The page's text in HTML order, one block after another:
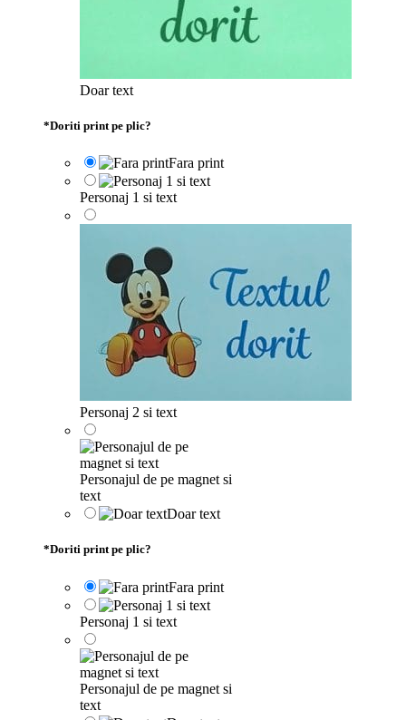
Doar text
*Doriti print pe plic?
Fara print
Personaj 1 si text
Personaj 2 si text
Personajul de pe magnet si
text
Doar text
*Doriti print pe plic?
Fara print
Personaj 1 si text
Personajul de pe magnet si
text